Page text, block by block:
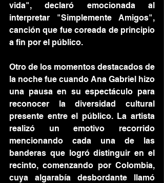
vida", declaró emocionada al
interpretar "Simplemente Amigos",
canción que fue coreada de principio
a fin por el público.
Otro de los momentos destacados de
la noche fue cuando Ana Gabriel hizo
una pausa en su espectáculo para
reconocer la diversidad cultural
presente entre el público. La artista
realizó un emotivo recorrido
mencionando cada una de las
banderas que logró distinguir en el
recinto, comenzando por Colombia,
cuya algarabía desbordante llamó